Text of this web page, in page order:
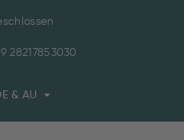
28217853030
& AU